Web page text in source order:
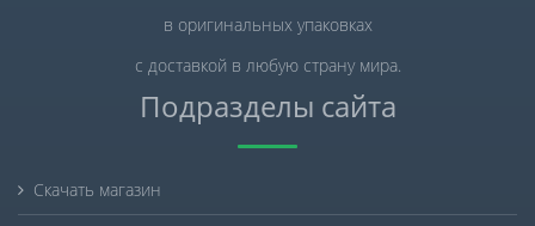
в оригинальных упаковках
с доставкой в любую страну мира.
Подразделы сайта
Скачать магазин